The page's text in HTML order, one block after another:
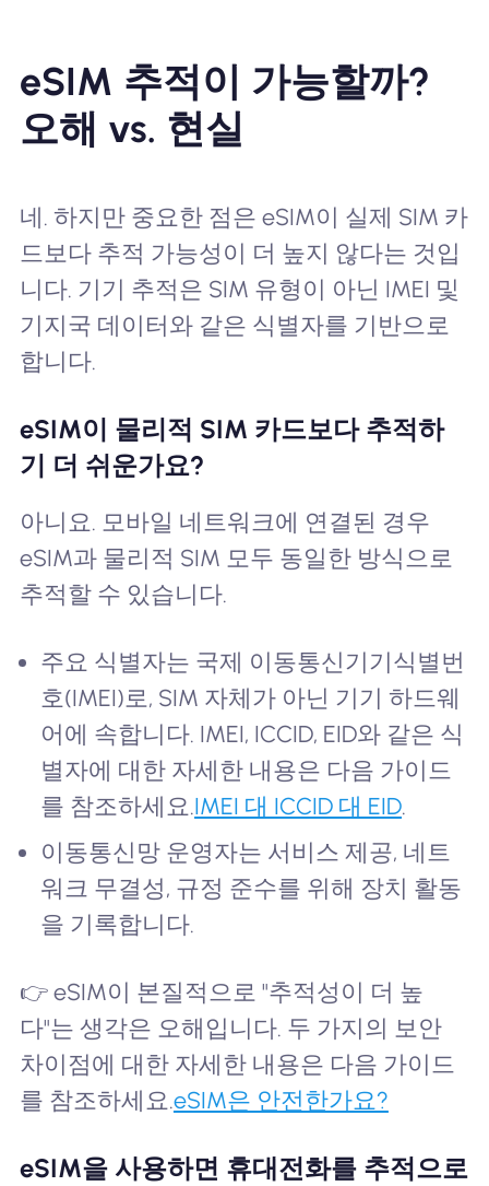
eSIM 추적이 가능할까?
오해 vs. 현실
네. 하지만 중요한 점은 eSIM이 실제 SIM 카
드보다 추적 가능성이 더 높지 않다는 것입
니다. 기기 추적은 SIM 유형이 아닌 IMEI 및
기지국 데이터와 같은 식별자를 기반으로
합니다.
eSIM이 물리적 SIM 카드보다 추적하
기 더 쉬운가요?
아니요. 모바일 네트워크에 연결된 경우
eSIM과 물리적 SIM 모두 동일한 방식으로
추적할 수 있습니다.
주요 식별자는 국제 이동통신기기식별번
호(IMEI)로, SIM 자체가 아닌 기기 하드웨
어에 속합니다. IMEI, ICCID, EID와 같은 식
별자에 대한 자세한 내용은 다음 가이드
를 참조하세요.IMEI 대 ICCID 대 EID.
이동통신망 운영자는 서비스 제공, 네트
워크 무결성, 규정 준수를 위해 장치 활동
을 기록합니다.
👉 eSIM이 본질적으로 "추적성이 더 높
다"는 생각은 오해입니다. 두 가지의 보안
차이점에 대한 자세한 내용은 다음 가이드
를 참조하세요.eSIM은 안전한가요?
eSIM을 사용하면 휴대전화를 추적으로